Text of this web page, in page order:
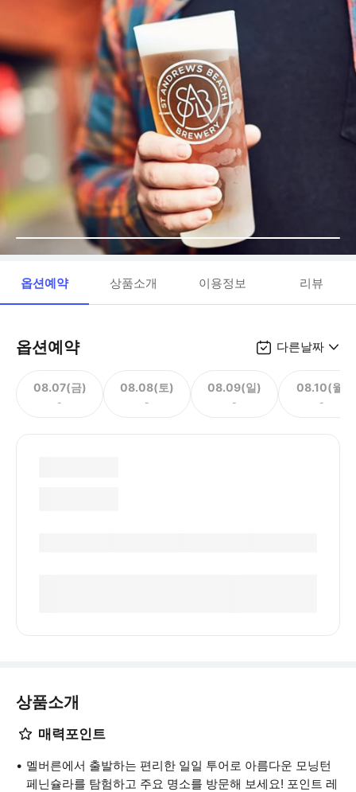
옵션예약 상품소개 이용정보 리뷰
옵션예약 다른날짜
08.07(금)
-
08.08(토)
-
08.09(일)
-
08.10(월)
-
상품소개
매력포인트
멜버른에서 출발하는 편리한 일일 투어로 아름다운 모닝턴
페닌슐라를 탐험하고 주요 명소를 방문해 보세요! 포인트 레